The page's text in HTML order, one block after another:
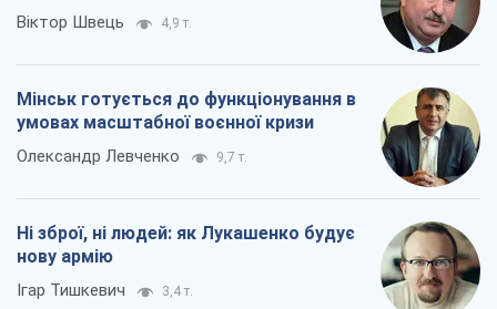
Віктор Швець 4,9 т.
Мінськ готується до функціонування в
умовах масштабної воєнної кризи
Олександр Левченко 9,7 т.
Ні зброї, ні людей: як Лукашенко будує
нову армію
Ігар Тишкевич 3,4 т.